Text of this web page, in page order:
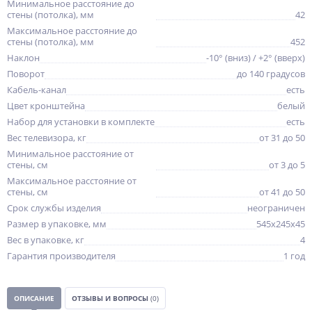
Минимальное расстояние до
стены (потолка), мм
42
Максимальное расстояние до
стены (потолка), мм
452
Наклон
-10° (вниз) / +2° (вверх)
Поворот
до 140 градусов
Кабель-канал
есть
Цвет кронштейна
белый
Набор для установки в комплекте
есть
Вес телевизора, кг
от 31 до 50
Минимальное расстояние от
стены, см
от 3 до 5
Максимальное расстояние от
стены, см
от 41 до 50
Срок службы изделия
неограничен
Размер в упаковке, мм
545x245x45
Вес в упаковке, кг
4
Гарантия производителя
1 год
ОПИСАНИЕ ОТЗЫВЫ И ВОПРОСЫ (0)